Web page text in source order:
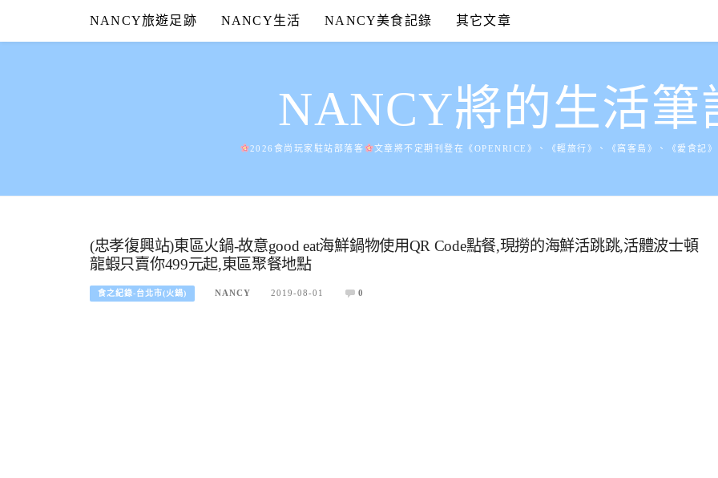
content
NANCY旅遊足跡 NANCY生活 NANCY美食記錄 其它文章
NANCY將的生活筆
2026食尚玩家駐站部落客 文章將不定期刊登在《OPENRICE》、《輕旅行》、《窩客島》、《愛食記
(忠孝復興站)東區火鍋-故意good eat海鮮鍋物使用QR Code點餐,現撈的海鮮活跳跳,活體波士頓
龍蝦只賣你499元起,東區聚餐地點
食之紀錄-台北市(火鍋) NANCY 2019-08-01 0